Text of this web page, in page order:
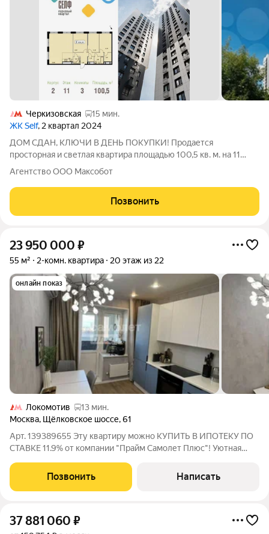
Черкизовская
15 мин.
ЖК Self, 2 квартал 2024
ДОМ СДАН, КЛЮЧИ В ДЕНЬ ПОКУПКИ! Продается
просторная и светлая квартира площадью 100,5 кв. м. на 11
этаже в современном ЖК Парковый Квартал СЕЛФ. Семейная
создать идеальное пространство по
Агентство ООО Максобот
Позвонить
23 950 000 ₽
55 м² 2-комн. квартира 20 этаж из 22
онлайн показ
Локомотив
13 мин.
Москва, Щёлковское шоссе,61
Арт. 139389655 Эту квартиру можно КУПИТЬ В ИПОТЕКУ ПО
СТАВКЕ 11.9% от компании "Прайм Самолет Плюс"! Уютная
хлопот! Ищете квартиру, где можно сразу жить и не тратить
время и деньги на ремонт? Эта
Позвонить Написать
37 881 060 ₽